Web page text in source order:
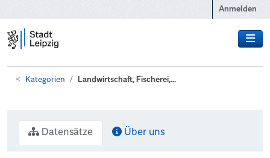
Anmelden
Kategorien Landwirtschaft, Fischerei,...
Datensätze Über uns